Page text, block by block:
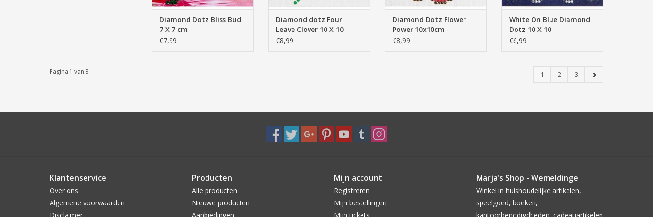
Diamond Dotz Bliss Bud
7 X 7 cm
€7,99
Diamond dotz Four
Leave Clover 10 X 10
€8,99
Diamond Dotz Flower
Power 10x10cm
€8,99
White On Blue Diamond
Dotz 10 X 10
€6,99
Pagina 1 van 3 1 2 3
Klantenservice
Over ons
Algemene voorwaarden
Disclaimer
Producten
Alle producten
Nieuwe producten
Aanbiedingen
Mijn account
Registreren
Mijn bestellingen
Mijn tickets
Marja's Shop - Wemeldinge
Winkel in huishoudelijke artikelen,
speelgoed, boeken,
kantoorbenodigdheden, cadeauartikelen